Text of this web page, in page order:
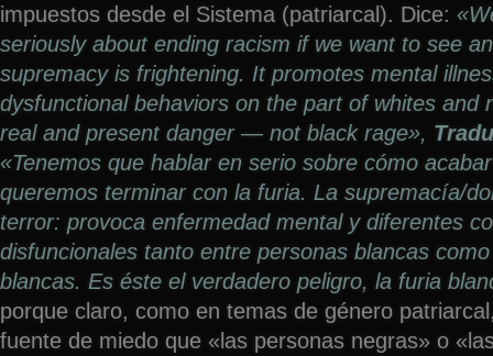
impuestos desde el Sistema (patriarcal). Dice:
seriously about ending racism if we want to see
supremacy is frightening. It promotes mental
dysfunctional behaviors on the part of whites and
real and present danger — not black rage»,
«Tenemos que hablar en serio sobre cómo
queremos terminar con la furia. La supremacía/
terror: provoca enfermedad mental y diferentes
disfuncionales tanto entre personas blancas
blancas. Es éste el verdadero peligro, la furia
porque claro, como en temas de género
fuente de miedo que «las personas negras» o